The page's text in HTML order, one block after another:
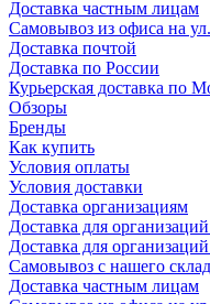
Доставка частным лицам
Самовывоз из офиса на
Доставка почтой
Доставка по России
Курьерская доставка по
Обзоры
Бренды
Как купить
Условия оплаты
Условия доставки
Доставка организациям
Доставка для
Доставка для
Самовывоз с нашего
Доставка частным лицам